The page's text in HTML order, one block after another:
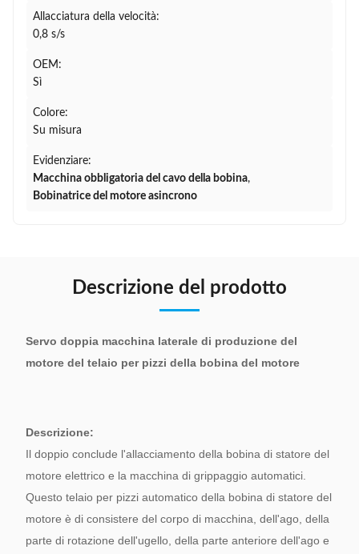
Allacciatura della velocità:
0,8 s/s
OEM:
Sì
Colore:
Su misura
Evidenziare:
Macchina obbligatoria del cavo della bobina,
Bobinatrice del motore asincrono
Descrizione del prodotto
Servo doppia macchina laterale di produzione del
motore del telaio per pizzi della bobina del motore
Descrizione:
Il doppio conclude l'allacciamento della bobina di statore del
motore elettrico e la macchina di grippaggio automatici.
Questo telaio per pizzi automatico della bobina di statore del
motore è di consistere del corpo di macchina, dell'ago, della
parte di rotazione dell'ugello, della parte anteriore dell'ago e